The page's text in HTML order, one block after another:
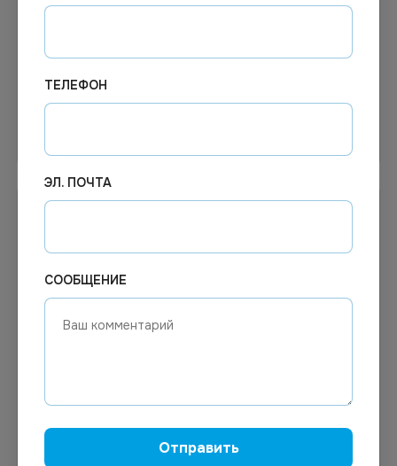
кор
Салфетки 1сл. 24х24
Салфетки Protissue 24x24
однослойные белые 500
ТЕЛЕФОН
ЭЛ. ПОЧТА
СООБЩЕНИЕ
Отправить